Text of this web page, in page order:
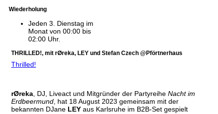
Wiederholung
Jeden 3. Dienstag im
Monat von 00:00 bis
02:00 Uhr.
THRILLED!, mit rØreka, LEY und Stefan Czech @Pförtnerhaus
Thrilled!
rØreka, DJ, Liveact und Mitgründer der Partyreihe Nacht im
Erdbeermund, hat 18 August 2023 gemeinsam mit der
bekannten DJane LEY aus Karlsruhe im B2B-Set gespielt